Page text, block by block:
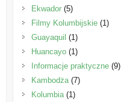
Ekwador(5)
Filmy Kolumbijskie(1)
Guayaquil (1)
Huancayo(1)
Informacje praktyczne(9)
Kambodża(7)
Kolumbia(1)